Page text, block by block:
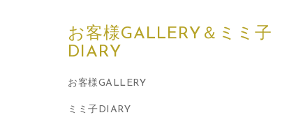
お客様GALLERY＆ミミ子
DIARY
お客様GALLERY
ミミ子DIARY